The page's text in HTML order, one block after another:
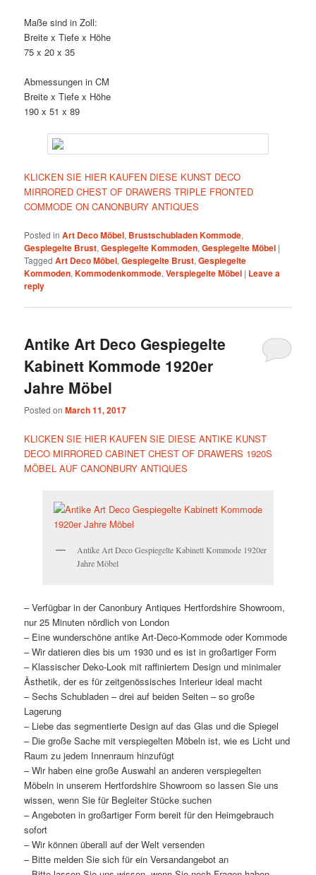
Maße sind in Zoll:
Breite x Tiefe x Höhe
75 x 20 x 35
Abmessungen in CM
Breite x Tiefe x Höhe
190 x 51 x 89
KLICKEN SIE HIER KAUFEN DIESE KUNST DECO
MIRRORED CHEST OF DRAWERS TRIPLE FRONTED
COMMODE ON CANONBURY ANTIQUES
Posted in Art Deco Möbel, Brustschubladen Kommode,
Gespiegelte Brust,Gespiegelte Kommoden,Gespiegelte Möbel |
Tagged Art Deco Möbel,Gespiegelte Brust,Gespiegelte
Kommoden,Kommodenkommode,Verspiegelte Möbel | Leave a
reply
Antike Art Deco Gespiegelte
Kabinett Kommode 1920er
Jahre Möbel
Posted onMarch 11, 2017
KLICKEN SIE HIER KAUFEN SIE DIESE ANTIKE KUNST
DECO MIRRORED CABINET CHEST OF DRAWERS 1920S
MÖBEL AUF CANONBURY ANTIQUES
Antike Art Deco Gespiegelte Kabinett Kommode 1920er
Jahre Möbel
– Verfügbar in der Canonbury Antiques Hertfordshire Showroom,
nur 25 Minuten nördlich von London
– Eine wunderschöne antike Art-Deco-Kommode oder Kommode
– Wir datieren dies bis um 1930 und es ist in großartiger Form
– Klassischer Deko-Look mit raffiniertem Design und minimaler
Ästhetik, der es für zeitgenössisches Interieur ideal macht
– Sechs Schubladen – drei auf beiden Seiten – so große
Lagerung
– Liebe das segmentierte Design auf das Glas und die Spiegel
– Die große Sache mit verspiegelten Möbeln ist, wie es Licht und
Raum zu jedem Innenraum hinzufügt
– Wir haben eine große Auswahl an anderen verspiegelten
Möbeln in unserem Hertfordshire Showroom so lassen Sie uns
wissen, wenn Sie für Begleiter Stücke suchen
– Angeboten in großartiger Form bereit für den Heimgebrauch
sofort
– Wir können überall auf der Welt versenden
– Bitte melden Sie sich für ein Versandangebot an